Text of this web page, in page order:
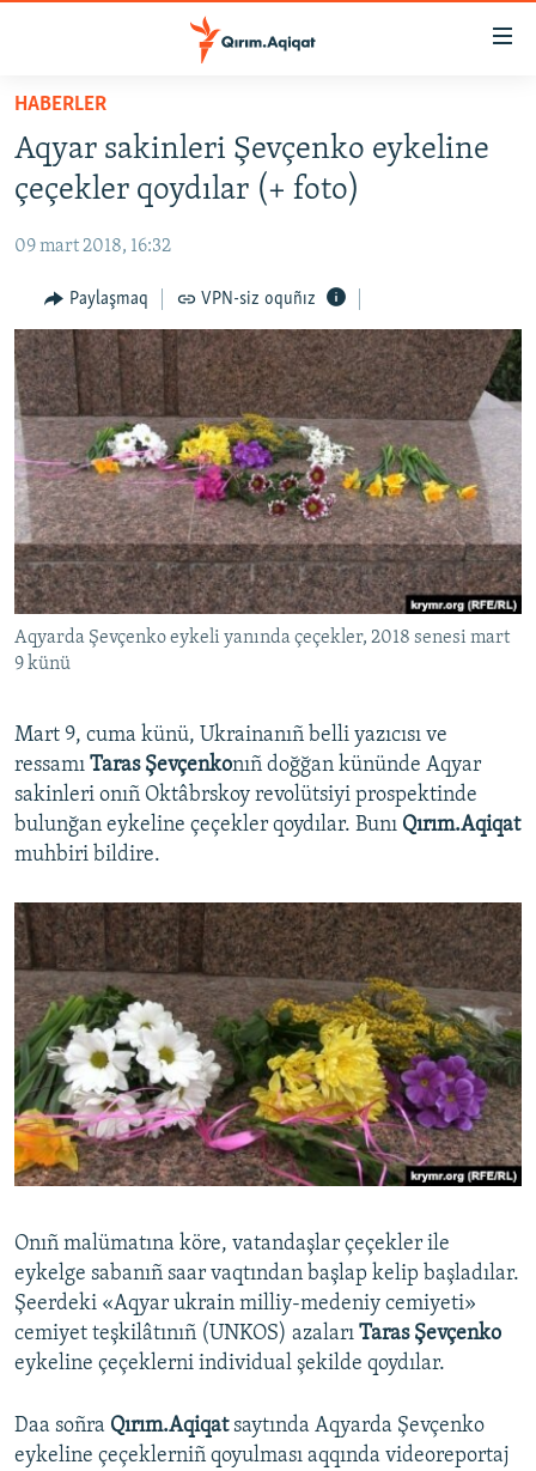
Esas
qaytmaq
Baş
navigatsiyağa
qaytmaq
qaytmaq
SİYASET
İQTİSADİYAT
CEMİYET
MEDENİYET
İNSAN AQLARI
VİDEO
SÜRET
BLOGLAR
FİKİR
Русский
Українською
RFE/RS bütün saytları
HABERLER
Aqyar sakinleri Şevçenko eykeline
çeçekler qoydılar (+ foto)
09 mart 2018, 16:32
Paylaşmaq VPN-siz oquñız
Aqyarda Şevçenko eykeli yanında çeçekler, 2018 senesi mart
9 künü
Mart 9, cuma künü, Ukrainanıñ belli yazıcısı ve
ressamı Taras Şevçenkonıñ doğğan kününde Aqyar
sakinleri onıñ Oktâbrskoy revolütsiyi prospektinde
bulunğan eykeline çeçekler qoydılar. Bunı Qırım.Aqiqat
muhbiri bildire.
Onıñ malümatına köre, vatandaşlar çeçekler ile
eykelge sabanıñ saar vaqtından başlap kelip başladılar.
Şeerdeki «Aqyar ukrain milliy-medeniy cemiyeti»
cemiyet teşkilâtınıñ (UNKOS) azaları Taras Şevçenko
eykeline çeçeklerni individual şekilde qoydılar.
Daa soñra Qırım.Aqiqatsaytında Aqyarda Şevçenko
eykeline çeçeklerniñ qoyulması aqqında videoreportaj